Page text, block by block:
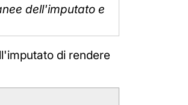
dell'imputato e
di rendere